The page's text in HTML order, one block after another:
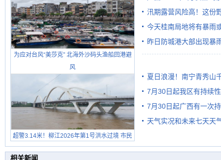
为应对台风“美莎克” 北海外沙码头渔船回港避
风
超警3.14米！柳江2026年第1号洪水过境 市民
在堤岸见证汛况
汛期露营风险高！这份
今天桂南局地将有暴雨
需继续防范
昨日防城港大部出现暴
雨
夏日浪漫！南宁青秀山
7月30日起我区有持续
7月30日起广西有一次
天气实况和未来七天天
相关新闻